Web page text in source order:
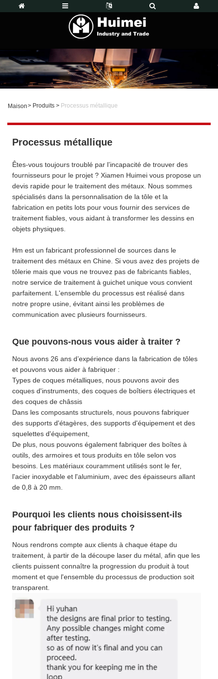
Maison> Produits > Processus métallique
Processus métallique
Êtes-vous toujours troublé par l’incapacité de trouver des
fournisseurs pour le projet ? Xiamen Huimei vous propose un
devis rapide pour le traitement des métaux. Nous sommes
spécialisés dans la personnalisation de la tôle et la
fabrication en petits lots pour vous fournir des services de
traitement fiables, vous aidant à transformer les dessins en
objets physiques.
Hm est un fabricant professionnel de sources dans le
traitement des métaux en Chine. Si vous avez des projets de
tôlerie mais que vous ne trouvez pas de fabricants fiables,
notre service de traitement à guichet unique vous convient
parfaitement. L'ensemble du processus est réalisé dans
notre propre usine, évitant ainsi les problèmes de
communication avec plusieurs fournisseurs.
Que pouvons-nous vous aider à traiter ?
Nous avons 26 ans d’expérience dans la fabrication de tôles
et pouvons vous aider à fabriquer :
Types de coques métalliques, nous pouvons avoir des
coques d'instruments, des coques de boîtiers électriques et
des coques de châssis
Dans les composants structurels, nous pouvons fabriquer
des supports d'étagères, des supports d'équipement et des
squelettes d'équipement,
De plus, nous pouvons également fabriquer des boîtes à
outils, des armoires et tous produits en tôle selon vos
besoins. Les matériaux couramment utilisés sont le fer,
l'acier inoxydable et l'aluminium, avec des épaisseurs allant
de 0,8 à 20 mm.
Pourquoi les clients nous choisissent-ils
pour fabriquer des produits ?
Nous rendrons compte aux clients à chaque étape du
traitement, à partir de la découpe laser du métal, afin que les
clients puissent connaître la progression du produit à tout
moment et que l'ensemble du processus de production soit
transparent.